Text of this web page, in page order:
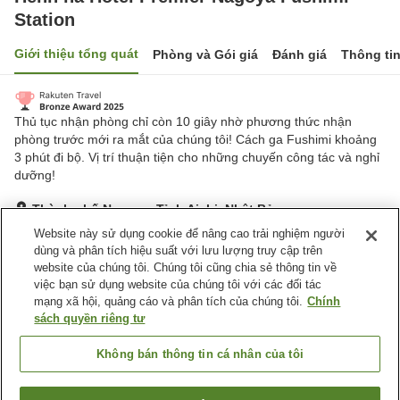
Station
Giới thiệu tổng quát Phòng và Gói giá Đánh giá Thông
Thủ tục nhận phòng chỉ còn 10 giây nhờ phương thức nhận
phòng trước mới ra mắt của chúng tôi! Cách ga Fushimi khoảng
3 phút đi bộ. Vị trí thuận tiện cho những chuyến công tác và nghỉ
dưỡng!
Thành phố Nagoya, Tỉnh Aichi, Nhật Bản
Hiển thị trên bản đồ
Tuyệt vời Đánh giá:753 lượt
Tiện nghi chỗ nghỉ
Nhà hàng
Máy bán hàng tự động
Giặt ủi có phí
Giao Hàng Tận Nhà
Tỉnh Aichi
Website này sử dụng cookie để nâng cao trải nghiệm người
dùng và phân tích hiệu suất với lưu lượng truy cập trên
website của chúng tôi. Chúng tôi cũng chia sẻ thông tin về
việc bạn sử dụng website của chúng tôi với các đối tác
mạng xã hội, quảng cáo và phân tích của chúng tôi. Chính
sách quyền riêng tư
Không bán thông tin cá nhân của tôi